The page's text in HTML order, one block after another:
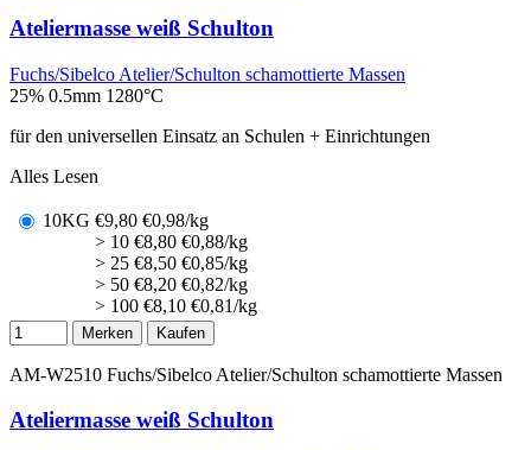
Ateliermasse weiß Schulton
Fuchs/Sibelco Atelier/Schulton schamottierte Massen
25% 0.5mm 1280°C
für den universellen Einsatz an Schulen + Einrichtungen
Alles Lesen
10KG €9,80 €0,98/kg
> 10 €8,80 €0,88/kg
> 25 €8,50 €0,85/kg
> 50 €8,20 €0,82/kg
> 100 €8,10 €0,81/kg
Merken Kaufen
AM-W2510 Fuchs/Sibelco Atelier/Schulton schamottierte Massen
Ateliermasse weiß Schulton